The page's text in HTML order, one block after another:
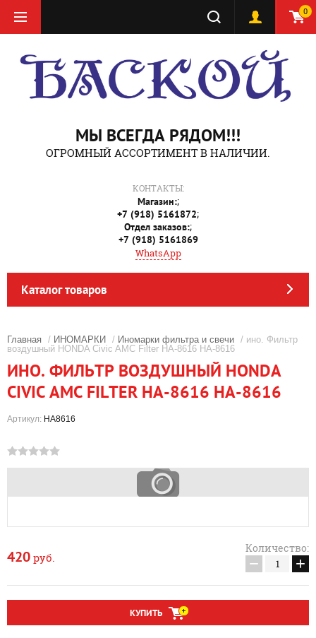
0
МЫ ВСЕГДА РЯДОМ!!!
ОГРОМНЫЙ АССОРТИМЕНТ В НАЛИЧИИ.
КОНТАКТЫ:
Магазин:;
+7 (918) 5161872;
Отдел заказов:;
+7 (918) 5161869
WhatsApp
Каталог товаров
Главная / ИНОМАРКИ / Иномарки фильтра и свечи / ино. Фильтр
воздушный HONDA Civic AMC Filter HA-8616 HA-8616
ИНО. ФИЛЬТР ВОЗДУШНЫЙ HONDA
CIVIC AMC FILTER HA-8616 HA-8616
Артикул: HA8616
420 руб.
Количество:
− +
КУПИТЬ